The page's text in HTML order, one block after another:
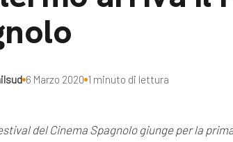
6 Marzo 2020 1 minuto di lettura
del Cinema Spagnolo giunge per la